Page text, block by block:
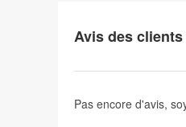
Avis des clients
Pas encore d'avis,